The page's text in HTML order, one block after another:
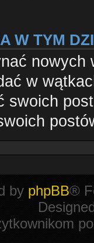
W TYM
nowych
w
swoich
by phpBB®